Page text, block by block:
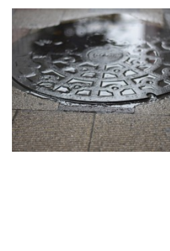
滑り止め材料販売
カタログ&SDSダウンロード
施工実績・コラム
お知らせ
個人情報保護方針